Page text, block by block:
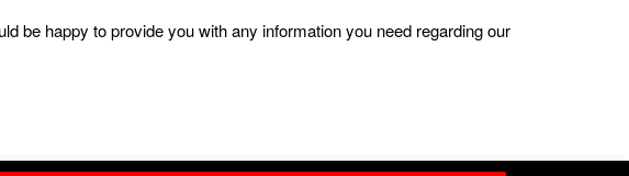
be happy to provide you with any information you need regarding our